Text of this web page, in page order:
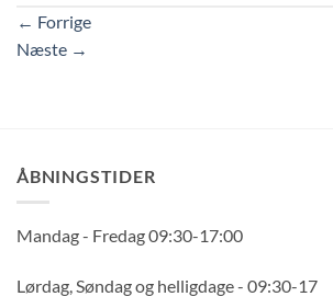
← Forrige
Næste →
ÅBNINGSTIDER
Mandag - Fredag 09:30-17:00
Lørdag, Søndag og helligdage - 09:30-17